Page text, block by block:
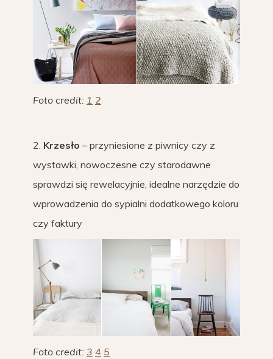
Foto credit: 1 2
2. Krzesło – przyniesione z piwnicy czy z
wystawki, nowoczesne czy starodawne
sprawdzi się rewelacyjnie, idealne narzędzie do
wprowadzenia do sypialni dodatkowego koloru
czy faktury
Foto credit: 3 4 5